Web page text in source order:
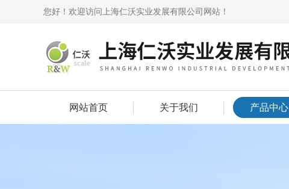
您好！欢迎访问上海仁沃实业发展有限公司网站！
网站首页 关于我们 产品中心